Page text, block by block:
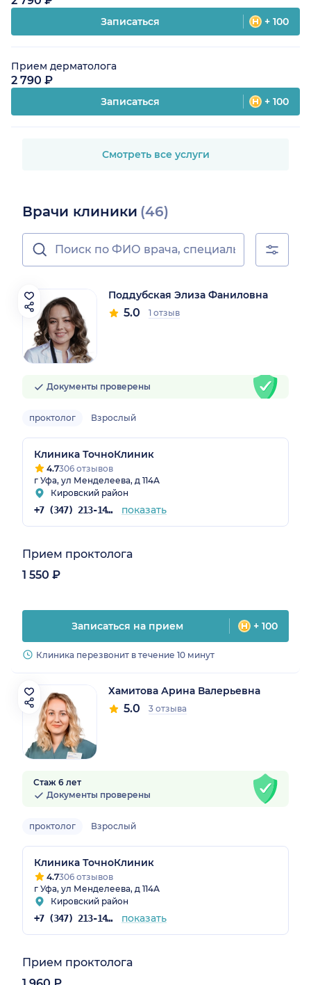
Записаться + 100
Прием дерматолога
2 790 ₽
Записаться + 100
Смотреть все услуги
Врачи клиники (46)
Поддубская Элиза Фаниловна
5.0 1 отзыв
Документы проверены
проктолог Взрослый
Клиника ТочноКлиник
4.7306 отзывов
г Уфа, ул Менделеева, д 114А
Кировский район
+7 (347) 213-14-72 показать
Прием проктолога
1 550 ₽
Записаться на прием + 100
Клиника перезвонит в течение 10 минут
Хамитова Арина Валерьевна
5.0 3 отзыва
Стаж 6 лет
Документы проверены
проктолог Взрослый
Клиника ТочноКлиник
4.7306 отзывов
г Уфа, ул Менделеева, д 114А
Кировский район
+7 (347) 213-14-72 показать
Прием проктолога